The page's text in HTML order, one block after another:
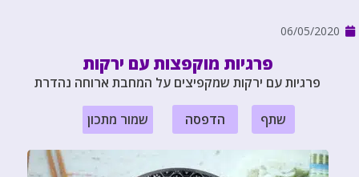
06/05/2020
פרגיות מוקפצות עם ירקות
פרגיות עם ירקות שמקפיצים על המחבת ארוחה נהדרת
שתף הדפסה שמור מתכון